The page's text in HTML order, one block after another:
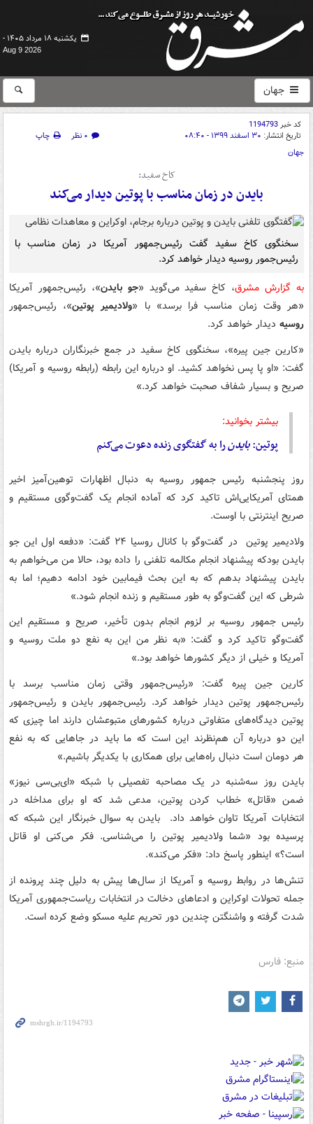
یکشنبه ۱۸ مرداد ۱۴۰۵ -
Aug 9 2026
جهان
کد خبر1194793
تاریخ انتشار: ۳۰ اسفند ۱۳۹۹ - ۰۸:۴۰ ۰ نظر
چاپ
جهان
کاخ سفید:
بایدن در زمان مناسب با پوتین دیدار می‌کند
سخنگوی کاخ سفید گفت رئیس‌جمهور آمریکا در زمان مناسب با
رئیس‌جمور روسیه دیدار خواهد کرد.
به گزارش مشرق، کاخ سفید می‌گوید «جو بایدن»، رئیس‌جمهور آمریکا
«هر وقت زمان مناسب فرا برسد» با «ولادیمیر پوتین»، رئیس‌جمهور
روسیه دیدار خواهد کرد.
«کارین جین پیره»، سخنگوی کاخ سفید در جمع خبرنگاران درباره بایدن
گفت: «او پا پس نخواهد کشید. او درباره این رابطه (رابطه روسیه و آمریکا)
صریح و بسیار شفاف صحبت خواهد کرد.»
بیشتر بخوانید:
پوتین:بایدنرا به گفتگوی زنده دعوت می‌کنم
روز پنجشنبه رئیس جمهور روسیه به دنبال اظهارات توهین‌آمیز اخیر
همتای آمریکایی‌اش تاکید کرد که آماده انجام یک گفت‌وگوی مستقیم و
صریح اینترنتی با اوست.
ولادیمیر پوتین در گفت‌وگو با کانال روسیا ۲۴ گفت: «دفعه اول این جو
بایدن بودکه پیشنهاد انجام مکالمه تلفنی را داده بود، حالا من می‌خواهم به
بایدن پیشنهاد بدهم که به این بحث فیمابین خود ادامه دهیم؛ اما به
شرطی که این گفت‌وگو به طور مستقیم و زنده انجام شود.»
رئیس جمهور روسیه بر لزوم انجام بدون تأخیر، صریح و مستقیم این
گفت‌وگو تاکید کرد و گفت: «به نظر من این به نفع دو ملت روسیه و
آمریکا و خیلی از دیگر کشورها خواهد بود.»
کارین جین پیره گفت: «رئیس‌جمهور وقتی زمان مناسب برسد با
رئیس‌جمهور پوتین دیدار خواهد کرد. رئیس‌جمهور بایدن و رئیس‌جمهور
پوتین دیدگاه‌های متفاوتی درباره کشورهای متبوعشان دارند اما چیزی که
این دو درباره آن هم‌نظرند این است که ما باید در جاهایی که به نفع
هر دومان است دنبال راه‌هایی برای همکاری با یکدیگر باشیم.»
بایدن روز سه‌شنبه در یک مصاحبه تفصیلی با شبکه «ای‌بی‌سی نیوز»
ضمن «قاتل» خطاب کردن پوتین، مدعی شد که او برای مداخله در
انتخابات آمریکا تاوان خواهد داد. بایدن به سوال خبرنگار این شبکه که
پرسیده بود «شما ولادیمیر پوتین را می‌شناسی. فکر می‌کنی او قاتل
است؟» اینطور پاسخ داد: «فکر می‌کند».
تنش‌ها در روابط روسیه و آمریکا از سال‌ها پیش به دلیل چند پرونده از
جمله تحولات اوکراین و ادعاهای دخالت در انتخابات ریاست‌جمهوری آمریکا
شدت گرفته و واشنگتن چندین دور تحریم علیه مسکو وضع کرده است.
منبع: فارس